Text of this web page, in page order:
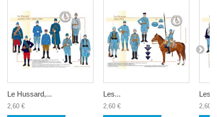
Le Hussard,...
2,60 €
Les...
2,60 €
Les...
2,60 €